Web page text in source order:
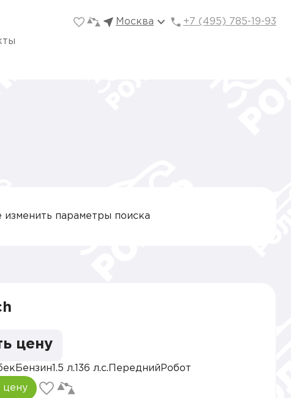
Москва +7 (495) 785-19-93
параметры поиска
цену
Бензин 1.5 л. 136 л.с. Передний Робот
цену